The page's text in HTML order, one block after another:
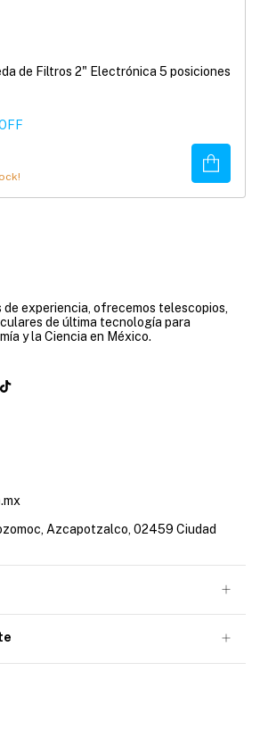
de Filtros 2" Electrónica 5 posiciones
Comprar
de experiencia, ofrecemos telescopios,
de última tecnología para
y la Ciencia en México.
Azcapotzalco, 02459 Ciudad